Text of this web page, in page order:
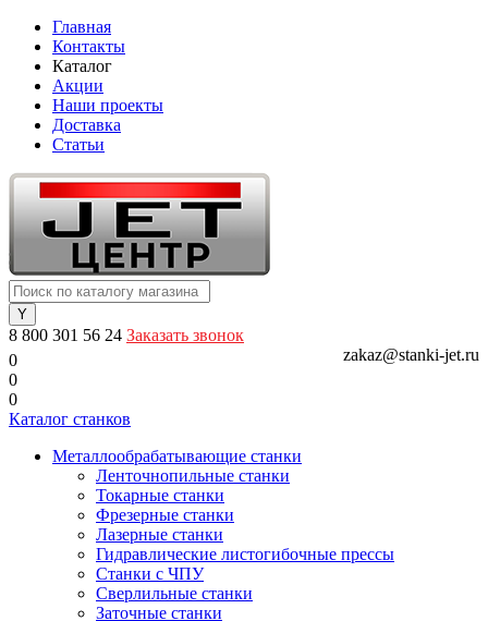
Главная
Контакты
Каталог
Акции
Наши проекты
Доставка
Статьи
8 800 301 56 24 Заказать звонок
zakaz@stanki-jet.ru
0
0
0
Каталог станков
Металлообрабатывающие станки
Ленточнопильные станки
Токарные станки
Фрезерные станки
Лазерные станки
Гидравлические листогибочные прессы
Станки с ЧПУ
Сверлильные станки
Заточные станки